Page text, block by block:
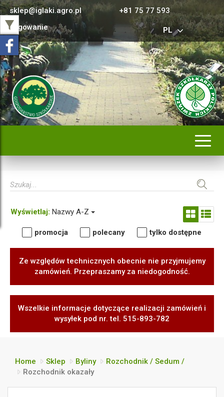
sklep@iglaki.agro.pl
+81 75 77 593
Logowanie
PL
Wyświetlaj: Nazwy A-Z
promocja polecany tylko dostępne
Ze względów technicznych obecnie nie przyjmujemy
zamówień. Przepraszamy za niedogodność.
Wszelkie informacje dotyczące realizacji zamówień i
wysyłek pod nr. tel. 515-893-782
Home Sklep Byliny
Rozchodnik / Sedum /
Rozchodnik okazały